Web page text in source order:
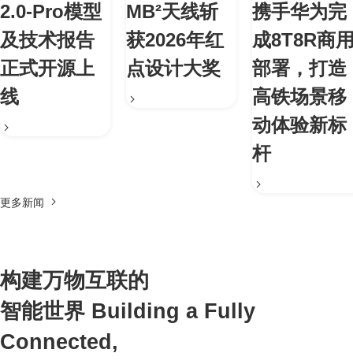
2.0-Pro模型
及技术报告
正式开源上
线
MB²天线斩
获2026年红
点设计大奖
携手华为完
成8T8R商
部署，打造
高铁场景移
动体验新标
杆
更多新闻
构建万物互联的
智能世界 Building a Fully
Connected,